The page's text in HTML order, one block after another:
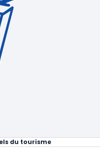
du tourisme